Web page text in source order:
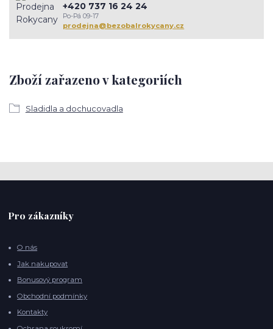
Zboží zařazeno v kategoriích
Sladidla a dochucovadla
+420 737 16 24 24
Po-Pá 09-17
prodejna@bezobalrokycany.cz
Pro zákazníky
O nás
Jak nakupovat
Bonusový program
Obchodní podmínky
Kontakty